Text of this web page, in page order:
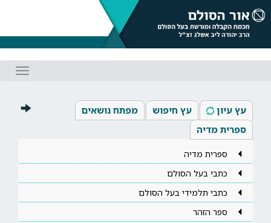
עץ עיון עץ חיפוש
מפתח נושאים
ספרית מדיה
ספרית מדיה
כתבי בעל הסולם
כתבי תלמידי בעל הסולם
ספר הזהר